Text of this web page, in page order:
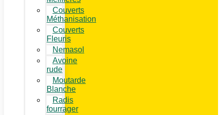
Couverts
Méthanisation
Couverts
Fleuris
Nemasol
Avoine
rude
Moutarde
Blanche
Radis
fourrager